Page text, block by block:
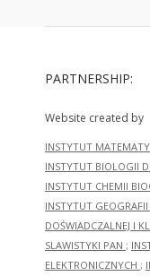
PARTNERSHIP:
Website created by
INSTYTUT
INSTYTUT BIOLOGII
INSTYTUT CHEMII
INSTYTUT
DOŚWIADCZALNEJ I
SLAWISTYKI PAN ;
ELEKTRONICZNYCH ;